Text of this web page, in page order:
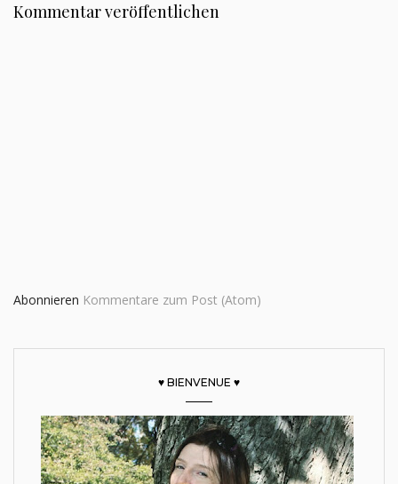
Kommentar veröffentlichen
Abonnieren Kommentare zum Post (Atom)
♥ BIENVENUE ♥